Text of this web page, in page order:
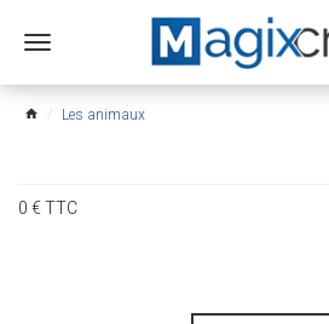
Ouvrir
menu
home Les animaux
0€TTC